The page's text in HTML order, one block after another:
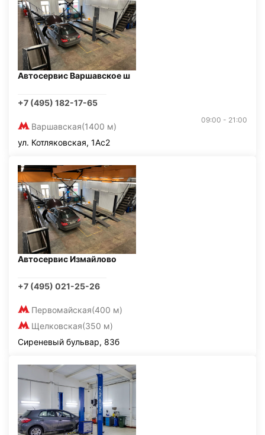
Автосервис Варшавское ш
+7 (495) 182-17-65
Варшавская(1400 м)
09:00 - 21:00
ул. Котляковская, 1Ас2
Автосервис Измайлово
+7 (495) 021-25-26
Первомайская(400 м)
Щелковская(350 м)
Сиреневый бульвар, 83б